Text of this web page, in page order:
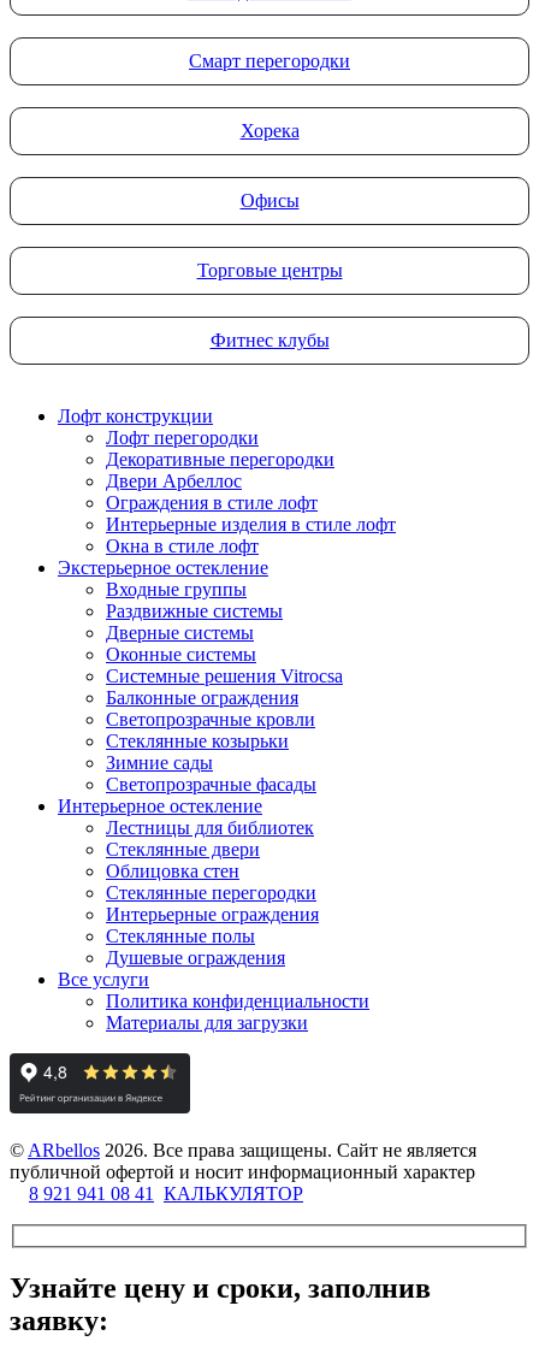
Смарт перегородки
Хорека
Офисы
Торговые центры
Фитнес клубы
Лофт конструкции
Лофт перегородки
Декоративные перегородки
Двери Арбеллос
Ограждения в стиле лофт
Интерьерные изделия в стиле лофт
Окна в стиле лофт
Экстерьерное остекление
Входные группы
Раздвижные системы
Дверные системы
Оконные системы
Системные решения Vitrocsa
Балконные ограждения
Светопрозрачные кровли
Стеклянные козырьки
Зимние сады
Светопрозрачные фасады
Интерьерное остекление
Лестницы для библиотек
Стеклянные двери
Облицовка стен
Стеклянные перегородки
Интерьерные ограждения
Стеклянные полы
Душевые ограждения
Все услуги
Политика конфиденциальности
Материалы для загрузки
©ARbellos 2026. Все права защищены. Сайт не является
публичной офертой и носит информационный характер
8 921 941 08 41 КАЛЬКУЛЯТОР
Узнайте цену и сроки, заполнив
заявку: